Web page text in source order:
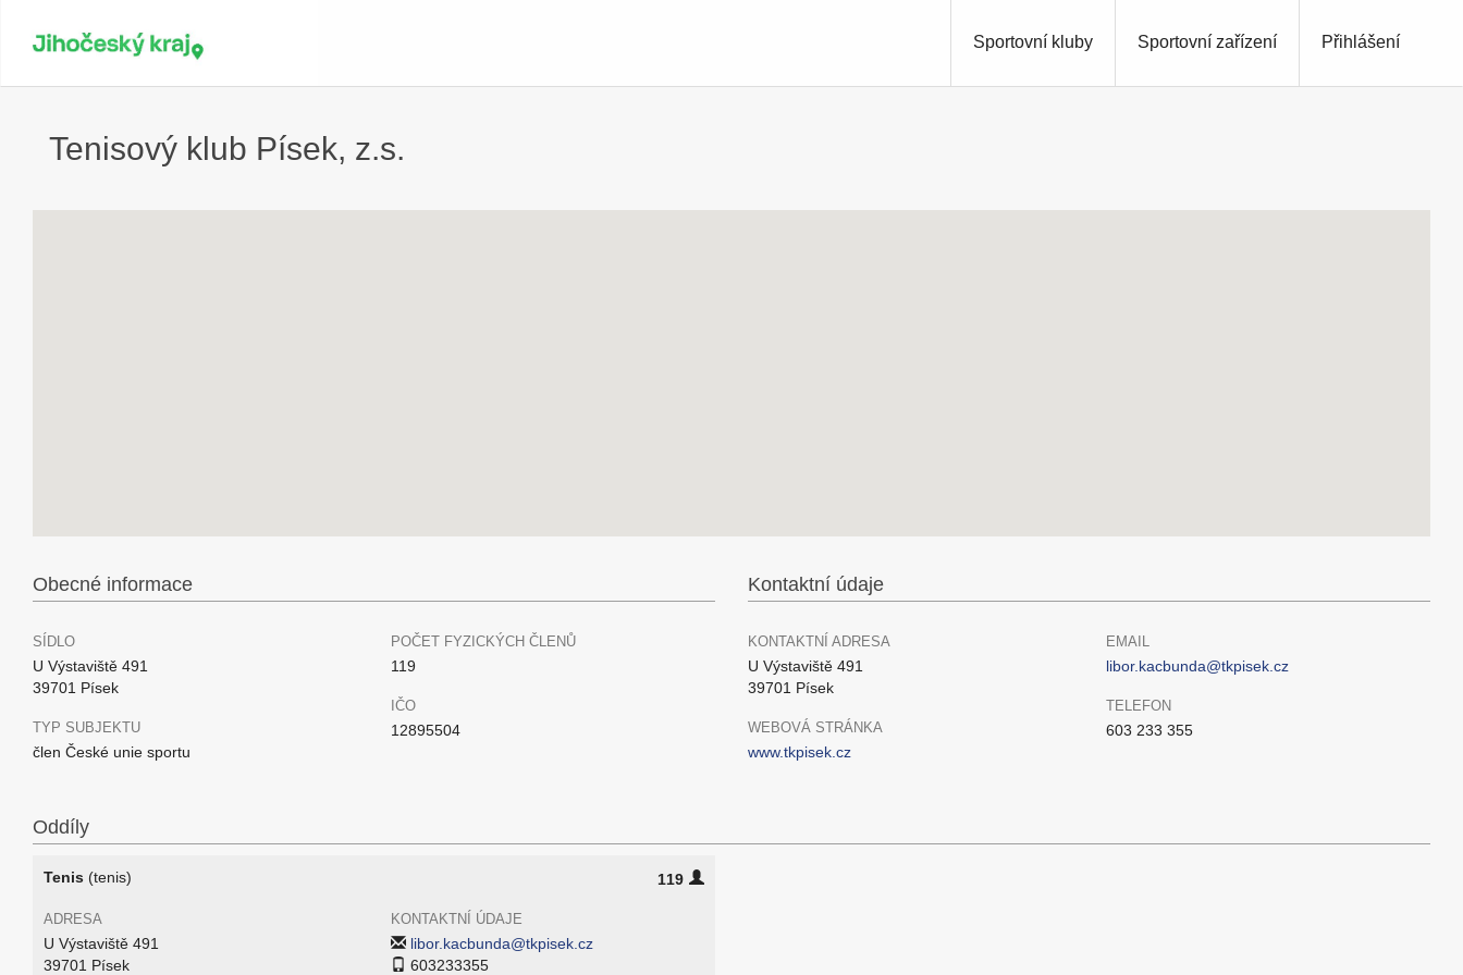
Přihlášení
Sportovní kluby Sportovní zařízení
Tenisový klub Písek, z.s.
Obecné informace
SÍDLO
U Výstaviště 491
39701 Písek
TYP SUBJEKTU
člen České unie sportu
POČET FYZICKÝCH ČLENŮ
119
IČO
12895504
Kontaktní údaje
KONTAKTNÍ ADRESA
U Výstaviště 491
39701 Písek
WEBOVÁ STRÁNKA
www.tkpisek.cz
EMAIL
libor.kacbunda@tkpisek.cz
TELEFON
603 233 355
Oddíly
Tenis (tenis) 119
ADRESA
U Výstaviště 491
39701 Písek
KONTAKTNÍ ÚDAJE
libor.kacbunda@tkpisek.cz
603233355